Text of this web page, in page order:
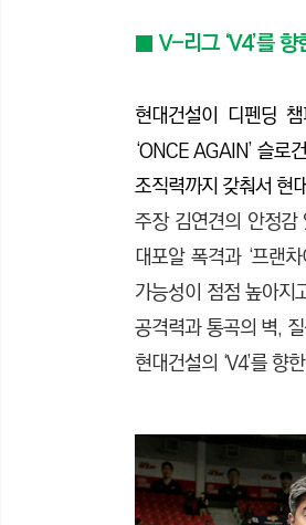
■ V-리그 ‘V4’를 향
현대건설이 디펜딩
‘ONCE AGAIN’ 슬
조직력까지 갖춰서 현
주장 김연견의 안정감
대포알 폭격과 ‘프랜
가능성이 점점 높아지
공격력과 통곡의 벽,
현대건설의 ‘V4’를 향